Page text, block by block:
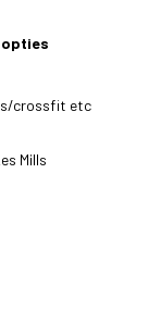
opties
crossfit etc
Mills